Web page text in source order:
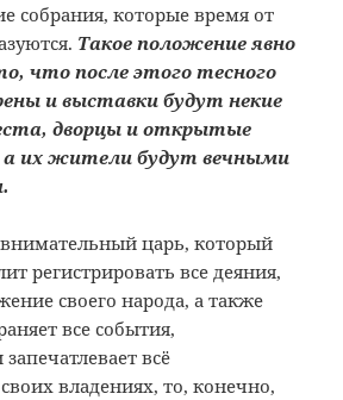
собрания, которые время от
Такое положение явно
что после этого тесного
и выставки будут некие
дворцы и открытые
а их жители будут вечными
царь, который
регистрировать все деяния,
своего народа, а также
все события,
всё
владениях, то, конечно,